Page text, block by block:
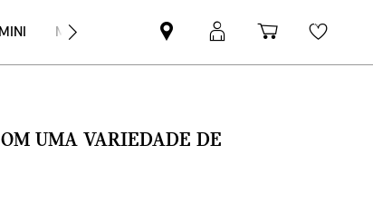
MINI Empresas
Pesquisar
parceiro
Iniciar
sessão
Carrinho
de
UMA VARIEDADE DE